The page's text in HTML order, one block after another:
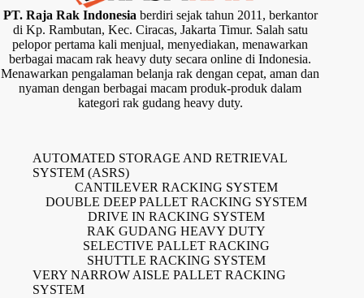
PT. Raja Rak Indonesiaberdiri sejak tahun 2011, berkantor
di Kp. Rambutan, Kec. Ciracas, Jakarta Timur. Salah satu
pelopor pertama kali menjual, menyediakan, menawarkan
berbagai macam rak heavy duty secara online di Indonesia.
Menawarkan pengalaman belanja rak dengan cepat, aman dan
nyaman dengan berbagai macam produk-produk dalam
kategori rak gudang heavy duty.
AUTOMATED STORAGE AND RETRIEVAL
SYSTEM (ASRS)
CANTILEVER RACKING SYSTEM
DOUBLE DEEP PALLET RACKING SYSTEM
DRIVE IN RACKING SYSTEM
RAK GUDANG HEAVY DUTY
SELECTIVE PALLET RACKING
SHUTTLE RACKING SYSTEM
VERY NARROW AISLE PALLET RACKING
SYSTEM